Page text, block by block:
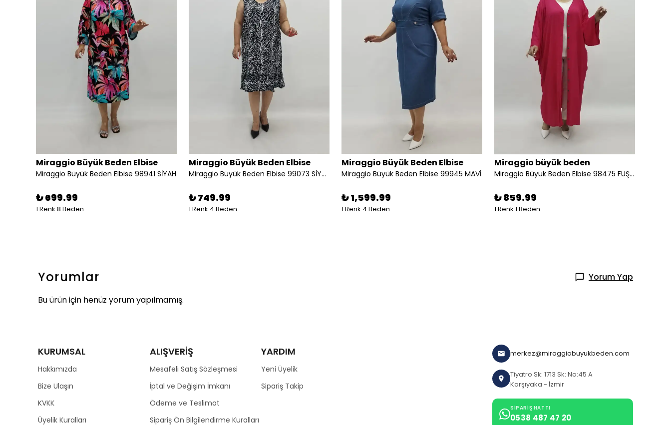
Miraggio Büyük Beden Elbise
Miraggio Büyük Beden Elbise 98941 SİYAH
₺ 699.99
1 Renk 8 Beden
Miraggio Büyük Beden Elbise
Miraggio Büyük Beden Elbise 99073 SİYAH
₺ 749.99
1 Renk 4 Beden
Miraggio Büyük Beden Elbise
Miraggio Büyük Beden Elbise 99945 MAVİ
₺ 1,599.99
1 Renk 4 Beden
Miraggio büyük beden
Miraggio Büyük Beden Elbise 98475 FUŞYA
₺ 859.99
1 Renk 1 Beden
Yorumlar
Yorum Yap
Bu ürün için henüz yorum yapılmamış.
KURUMSAL
Hakkımızda
Bize Ulaşın
KVKK
Üyelik Kuralları
ALIŞVERİŞ
Mesafeli Satış Sözleşmesi
İptal ve Değişim İmkanı
Ödeme ve Teslimat
Sipariş Ön Bilgilendirme Kuralları
YARDIM
Yeni Üyelik
Sipariş Takip
merkez@miraggiobuyukbeden.com
Tiyatro Sk: 1713 Sk: No:45 A
Karşıyaka - İzmir
SIPARIŞ HATTI
0538 487 47 20